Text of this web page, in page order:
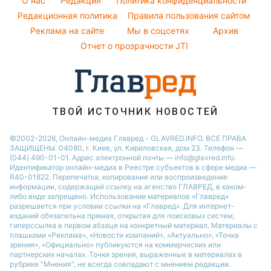
Новости Днепра
Новости Черкассы
Новости Тернополя
Новости Житомира
Новости Запорожья
Народные приметы
Все о шоу-бизнесе
Редакционная политика
Правила пользования сайтом
Реклама на сайте
Мы в соцсетях
Архив
Отчет о прозрачности JTI
ТВОЙ ИСТОЧНИК НОВОСТЕЙ
©2002-2026, Онлайн-медиа Главред - GLAVRED.INFO. ВСЕ ПРАВА
ЗАЩИЩЕНЫ. 04080, г. Киев, ул. Кириловская, дом 23. Телефон —
(044) 490-01-01. Адрес электронной почты — info@glavred.info.
Идентификатор онлайн-медиа в Реестре cубъектов в сфере медиа —
R40-01822. Перепечатка, копирование или воспроизведение
информации, содержащей ссылку на агенство ГЛАВРЕД, в каком-
либо виде запрещено. Использование материалов «Главред»
разрешается при условии ссылки на «Главред». Для интернет-
изданий обязательна прямая, открытая для поисковых систем,
гиперссылка в первом абзаце на конкретный материал. Материалы с
плашками «Реклама», «Новости компаний», «Актуально», «Точка
зрения», «Официально» публикуются на коммерческих или
партнерских началах. Точки зрения, выраженные в материалах в
рубрике "Мнения", не всегда совпадают с мнением редакции.